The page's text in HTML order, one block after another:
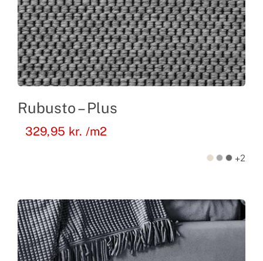
Rubusto – Plus
329,95 kr. /m2
+2